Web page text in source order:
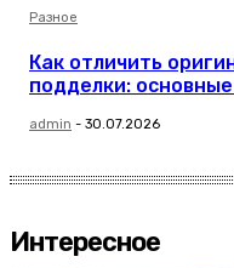
Разное
Как отличить
подделки:
admin - 30.07.2026
Интересное